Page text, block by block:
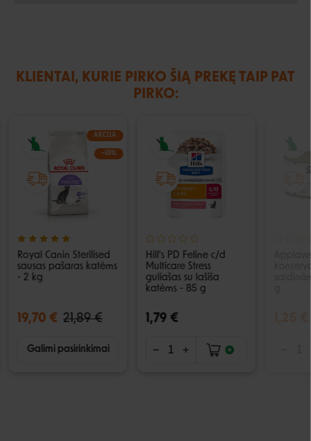
KLIENTAI, KURIE PIRKO ŠIĄ PREKĘ TAIP PAT
PIRKO:
AKCIJA
−10%
Royal Canin Sterilised
sausas pašaras katėms
- 2 kg
19,70 € 21,89 €
Galimi pasirinkimai
Hill's PD Feline c/d
Multicare Stress
guliašas su lašiša
katėms - 85 g
1,79 €